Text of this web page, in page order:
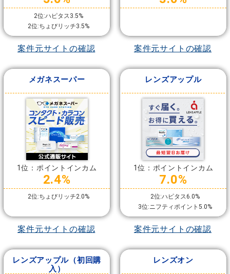
2位:ハピタス3.5%
2位:ちょびリッチ3.5%
案件元サイトの確認 案件元サイトの確認
メガネスーパー
1位：ポイントインカム
2.4%
2位:ちょびリッチ2.0%
案件元サイトの確認
レンズアップル
1位：ポイントインカム
7.0%
2位:ハピタス6.0%
3位:ニフティポイント5.0%
案件元サイトの確認
レンズアップル（初回購
入）
レンズオン